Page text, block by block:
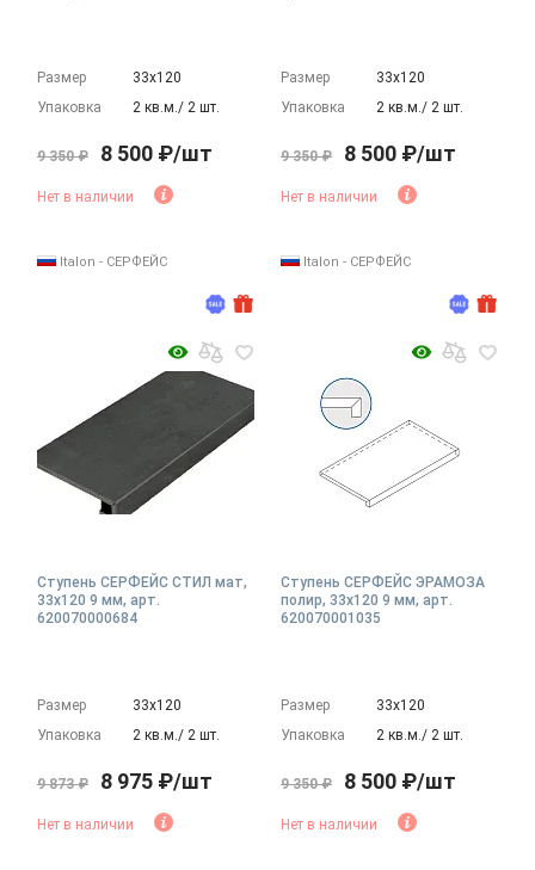
Размер
33х120
Упаковка
2 кв.м./ 2 шт.
9 350 ₽ 8 500 ₽/шт
Нет в наличии
Italon - СЕРФЕЙС
Размер
33х120
Упаковка
2 кв.м./ 2 шт.
9 350 ₽ 8 500 ₽/шт
Нет в наличии
Italon - СЕРФЕЙС
Ступень СЕРФЕЙС СТИЛ мат,
33x120 9 мм, арт.
620070000684
Размер
33х120
Упаковка
2 кв.м./ 2 шт.
9 873 ₽ 8 975 ₽/шт
Нет в наличии
Ступень СЕРФЕЙС ЭРАМОЗА
полир, 33x120 9 мм, арт.
620070001035
Размер
33х120
Упаковка
2 кв.м./ 2 шт.
9 350 ₽ 8 500 ₽/шт
Нет в наличии